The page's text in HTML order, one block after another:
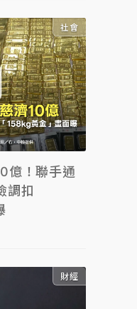
社會
億！聯手通
調扣
財經